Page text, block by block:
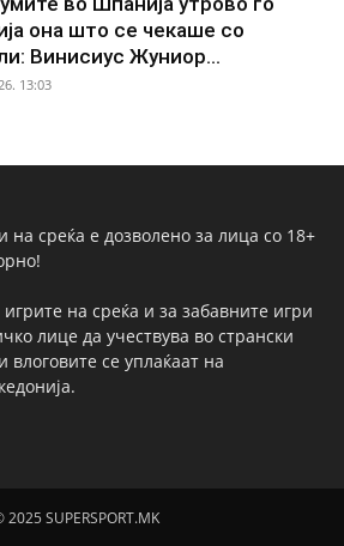
она што се чекаше со
Винисиус Жуниор...
13:03
на среќа е дозволено за лица со 18+
игрите на среќа и за забавните игри
лице да учествува во странски
влоговите се уплаќаат на
2025 SUPERSPORT.MK